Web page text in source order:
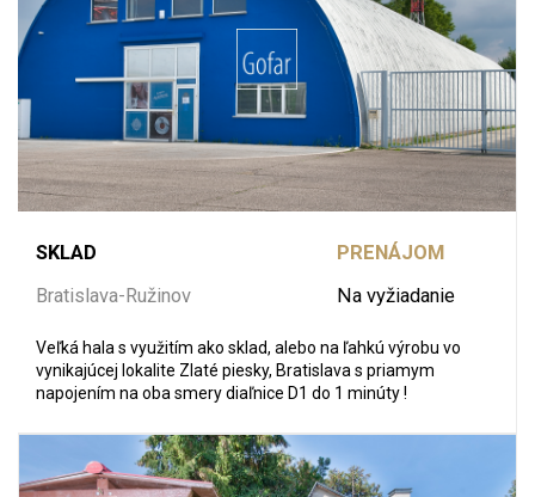
SKLAD
Bratislava-Ružinov
PRENÁJOM
Na vyžiadanie
Veľká hala s využitím ako sklad, alebo na ľahkú výrobu vo
vynikajúcej lokalite Zlaté piesky, Bratislava s priamym
napojením na oba smery diaľnice D1 do 1 minúty !